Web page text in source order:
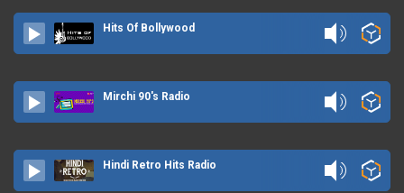
Hits Of Bollywood
Mirchi 90's Radio
Hindi Retro Hits Radio